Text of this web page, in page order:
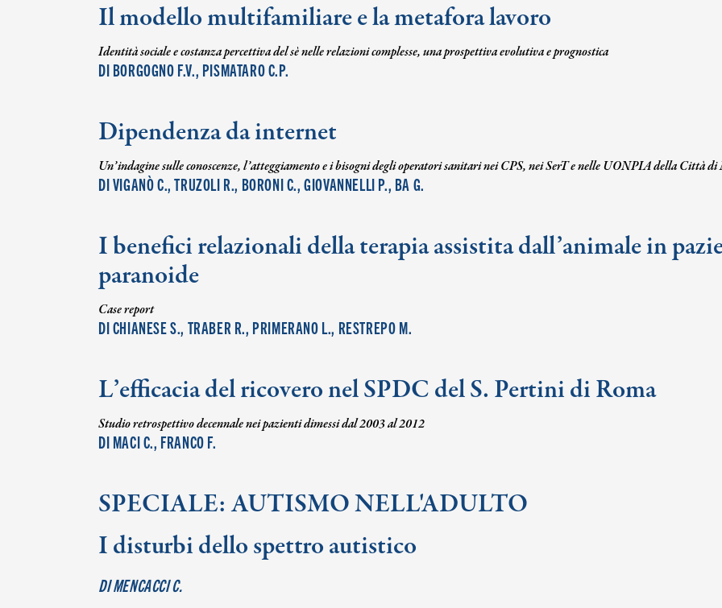
Il modello multifamiliare e la metafora lavoro
Identità sociale e costanza percettiva del sè nelle relazioni complesse, una prospettiva evolutiva e prognostica
DI BORGOGNO F.V., PISMATARO C.P.
Dipendenza da internet
Un’indagine sulle conoscenze, l’atteggiamento e i bisogni degli operatori sanitari nei CPS, nei SerT e nelle UONPIA della Città
DI VIGANÒ C., TRUZOLI R., BORONI C., GIOVANNELLI P., BA G.
I benefici relazionali della terapia assistita dall’animale in
paranoide
Case report
DI CHIANESE S., TRABER R., PRIMERANO L., RESTREPO M.
L’efficacia del ricovero nel SPDC del S. Pertini di Roma
Studio retrospettivo decennale nei pazienti dimessi dal 2003 al 2012
DI MACI C., FRANCO F.
SPECIALE: AUTISMO NELL'ADULTO
I disturbi dello spettro autistico
DI MENCACCI C.